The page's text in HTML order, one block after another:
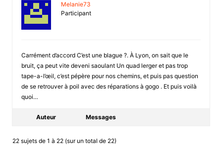
Melanie73
Participant
Carrément d’accord C’est une blague ?. À Lyon, on sait que le
bruit, ça peut vite deveni saoulant Un quad lerger et pas trop
tape-a-l’œil, c’est pépère pour nos chemins, et puis pas question
de se retrouver à poil avec des réparations à gogo . Et puis voilà
quoi…
Auteur Messages
22 sujets de 1 à 22 (sur un total de 22)